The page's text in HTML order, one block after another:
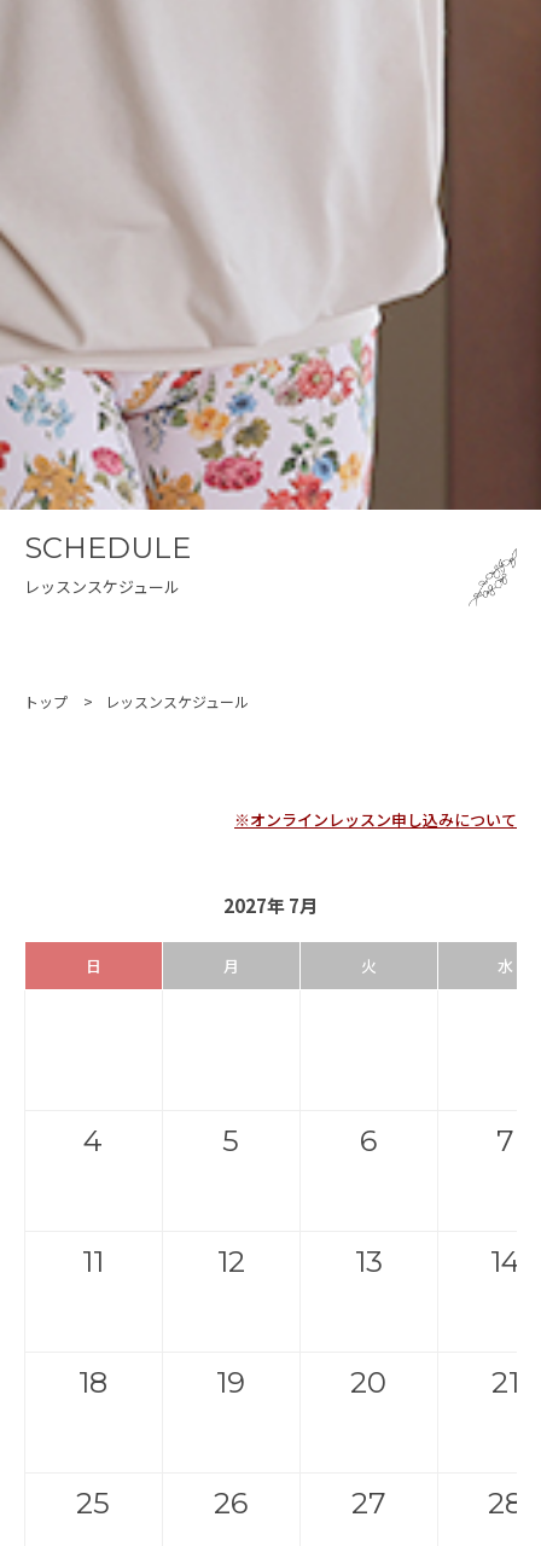
SCHEDULE
レッスンスケジュール
トップ レッスンスケジュール
※オンラインレッスン申し込みについて
2027年 7月
日 月 火 水
4 5 6 7
11 12 13 14
18 19 20 21
25 26 27 28